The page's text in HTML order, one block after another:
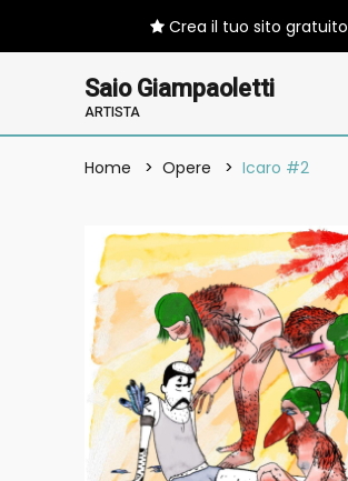
Crea il tuo sito gratuito
Saio Giampaoletti
ARTISTA
Home Opere Icaro #2